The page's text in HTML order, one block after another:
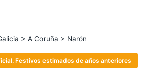
> A Coruña > Narón
Festivos estimados de años anteriores